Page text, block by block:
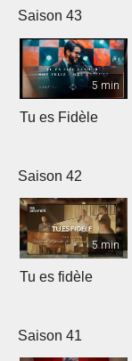
Saison 43
5 min
Tu es Fidèle
Saison 42
5 min
Tu es fidèle
Saison 41